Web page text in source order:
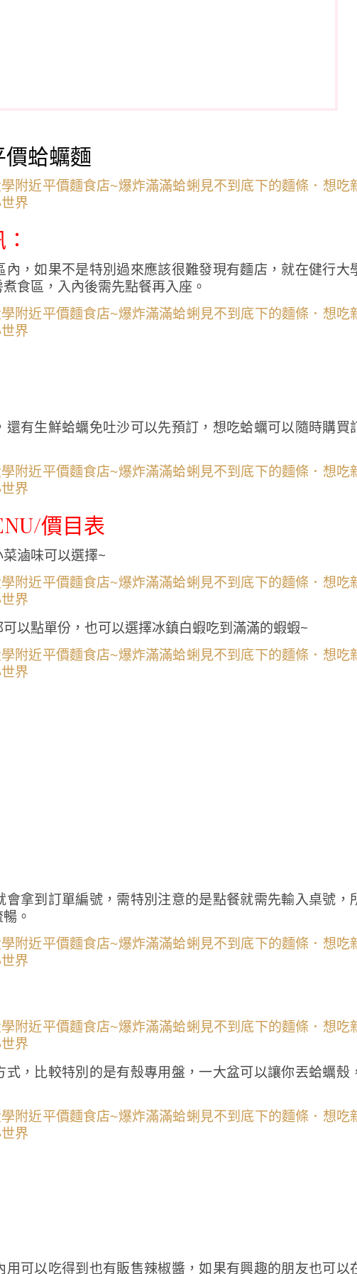
蛤蠣麵
∶
，如果不是特別過來應該很難發現有麵店，就在健行大
食區，入內後需先點餐再入座。
有生鮮蛤蠣免吐沙可以先預訂，想吃蛤蠣可以隨時購買
價目表
滷味可以選擇~
以點單份，也可以選擇冰鎮白蝦吃到滿滿的蝦蝦~
拿到訂單編號，需特別注意的是點餐就需先輸入桌號，
。
，比較特別的是有殼專用盤，一大盆可以讓你丟蛤蠣殼
可以吃得到也有販售辣椒醬，如果有興趣的朋友也可以